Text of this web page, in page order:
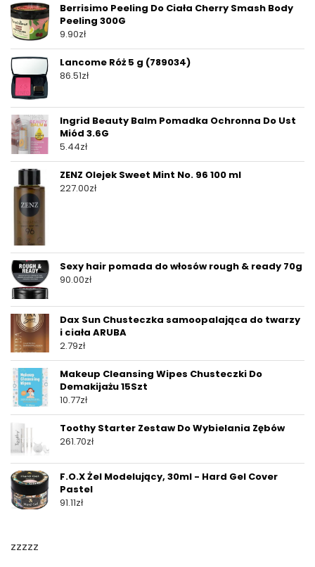
Berrisimo Peeling Do Ciała Cherry Smash Body
Peeling 300G
9.90zł
Lancome Róż 5 g (789034)
86.51zł
Ingrid Beauty Balm Pomadka Ochronna Do Ust
Miód 3.6G
5.44zł
ZENZ Olejek Sweet Mint No. 96 100 ml
227.00zł
Sexy hair pomada do włosów rough & ready 70g
90.00zł
Dax Sun Chusteczka samoopalająca do twarzy
i ciała ARUBA
2.79zł
Makeup Cleansing Wipes Chusteczki Do
Demakijażu 15Szt
10.77zł
Toothy Starter Zestaw Do Wybielania Zębów
261.70zł
F.O.X Żel Modelujący, 30ml - Hard Gel Cover
Pastel
91.11zł
zzzzz